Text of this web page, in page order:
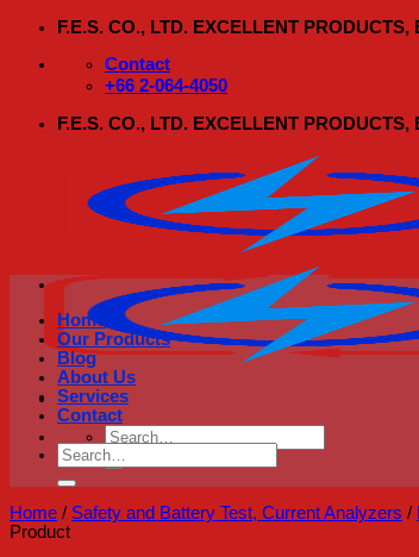
Skip
content
F.E.S. CO., LTD. EXCELLENT
Contact
+66 2-064-4050
F.E.S. CO., LTD. EXCELLENT
Search
for:
Home
Our Products
Blog
About Us
Services
Contact
Search
for:
Home / Safety and Battery Test, Current Analyzers /
Product